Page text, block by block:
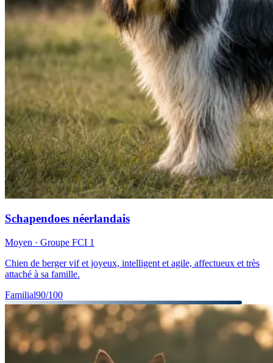
Schapendoes néerlandais
Moyen · Groupe FCI 1
Chien de berger vif et joyeux, intelligent et agile, affectueux et très
attaché à sa famille.
Familial90/100